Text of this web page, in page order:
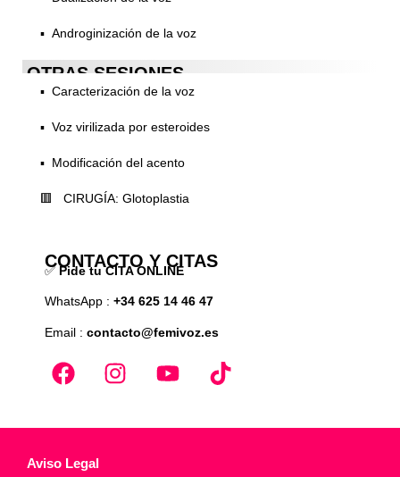
▪️ Androginización de la voz
OTRAS SESIONES
▪️ Caracterización de la voz
▪️ Voz virilizada por esteroides
▪️ Modificación del acento
🟥 CIRUGÍA: Glotoplastia
CONTACTO Y CITAS
✅ Pide tu CITA ONLINE
WhatsApp : +34 625 14 46 47
Email : contacto@femivoz.es
Aviso Legal